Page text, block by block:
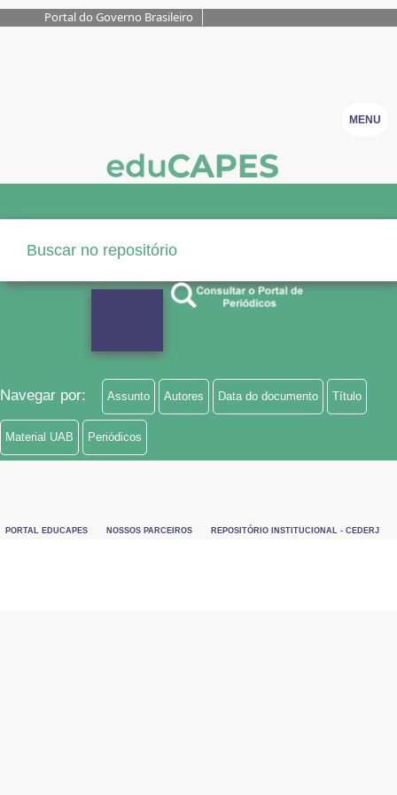
Portal do Governo Brasileiro
MENU
Navegar por: Assunto Autores Data do documento Título
Material UAB Periódicos
PORTAL EDUCAPES NOSSOS PARCEIROS REPOSITÓRIO INSTITUCIONAL - CEDERJ